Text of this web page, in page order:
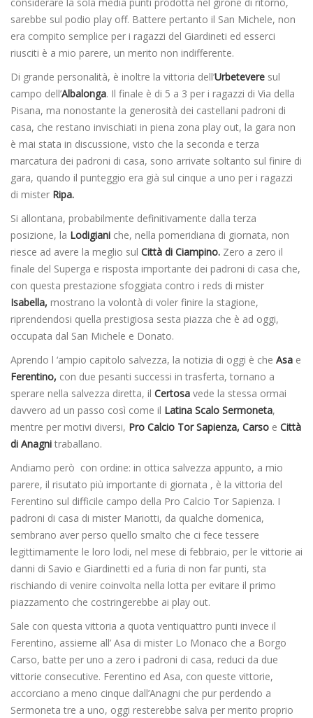
sarebbe sul podio play off. Battere pertanto il San Michele, non
era compito semplice per i ragazzi del Giardineti ed esserci
riusciti è a mio parere, un merito non indifferente.
Di grande personalità, è inoltre la vittoria dell’Urbetevere sul
campo dell’Albalonga. Il finale è di 5 a 3 per i ragazzi di Via della
Pisana, ma nonostante la generosità dei castellani padroni di
casa, che restano invischiati in piena zona play out, la gara non
è mai stata in discussione, visto che la seconda e terza
marcatura dei padroni di casa, sono arrivate soltanto sul finire di
gara, quando il punteggio era già sul cinque a uno per i ragazzi
di mister Ripa.
Si allontana, probabilmente definitivamente dalla terza
posizione, la Lodigiani che, nella pomeridiana di giornata, non
riesce ad avere la meglio sul Città di Ciampino. Zero a zero il
finale del Superga e risposta importante dei padroni di casa che,
con questa prestazione sfoggiata contro i reds di mister
Isabella, mostrano la volontà di voler finire la stagione,
riprendendosi quella prestigiosa sesta piazza che è ad oggi,
occupata dal San Michele e Donato.
Aprendo l ‘ampio capitolo salvezza, la notizia di oggi è che Asa e
Ferentino, con due pesanti successi in trasferta, tornano a
sperare nella salvezza diretta, il Certosa vede la stessa ormai
davvero ad un passo così come il Latina Scalo Sermoneta,
mentre per motivi diversi, Pro Calcio Tor Sapienza, Carso e Città
di Anagni traballano.
Andiamo però con ordine: in ottica salvezza appunto, a mio
parere, il risutato più importante di giornata , è la vittoria del
Ferentino sul difficile campo della Pro Calcio Tor Sapienza. I
padroni di casa di mister Mariotti, da qualche domenica,
sembrano aver perso quello smalto che ci fece tessere
legittimamente le loro lodi, nel mese di febbraio, per le vittorie ai
danni di Savio e Giardinetti ed a furia di non far punti, sta
rischiando di venire coinvolta nella lotta per evitare il primo
piazzamento che costringerebbe ai play out.
Sale con questa vittoria a quota ventiquattro punti invece il
Ferentino, assieme all’ Asa di mister Lo Monaco che a Borgo
Carso, batte per uno a zero i padroni di casa, reduci da due
vittorie consecutive. Ferentino ed Asa, con queste vittorie,
accorciano a meno cinque dall’Anagni che pur perdendo a
Sermoneta tre a uno, oggi resterebbe salva per merito proprio